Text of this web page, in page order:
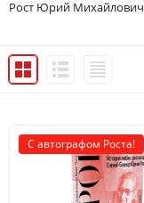
Рост Юрий Михайлович
С автографом Роста!